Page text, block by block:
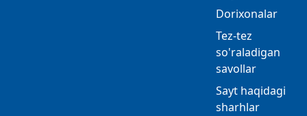
Dorixonalar
Tez-tez
so'raladigan
savollar
Sayt haqidagi
sharhlar